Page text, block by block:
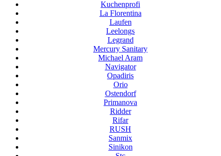
Kuchenprofi
La Florentina
Laufen
Leelongs
Legrand
Mercury Sanitary
Michael Aram
Navigator
Opadiris
Orio
Ostendorf
Primanova
Ridder
Rifar
RUSH
Sanmix
Sinikon